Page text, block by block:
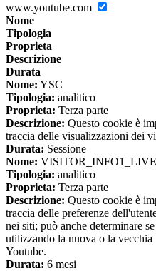
www.youtube.com
Nome
Tipologia
Proprieta
Descrizione
Durata
Nome: YSC
Tipologia: analitico
Proprieta: Terza parte
Descrizione: Questo cookie è
traccia delle visualizzazioni dei
Durata: Sessione
Nome: VISITOR_INFO1_LIVE
Tipologia: analitico
Proprieta: Terza parte
Descrizione: Questo cookie è
traccia delle preferenze
nei siti; può anche determinare
utilizzando la nuova o la
Youtube.
Durata: 6 mesi